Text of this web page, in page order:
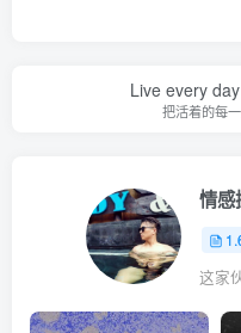
Live every
把活着的每
情感
这家